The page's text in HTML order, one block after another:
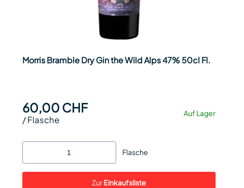
Morris Bramble Dry Gin the Wild Alps 47% 50cl Fl.
Auf Lager
60,00 CHF
/Flasche
Flasche
ZurEinkaufsliste